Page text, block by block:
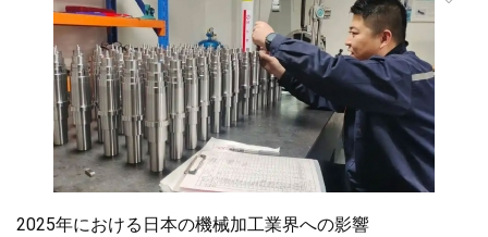
2025年における日本の機械加工業界への影響